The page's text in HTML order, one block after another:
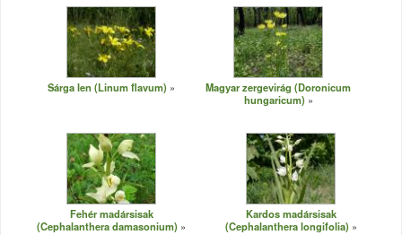
Sárga len (Linum flavum)
Magyar zergevirág (Doronicum
hungaricum)
Fehér madársisak
(Cephalanthera damasonium)
Kardos madársisak
(Cephalanthera longifolia)